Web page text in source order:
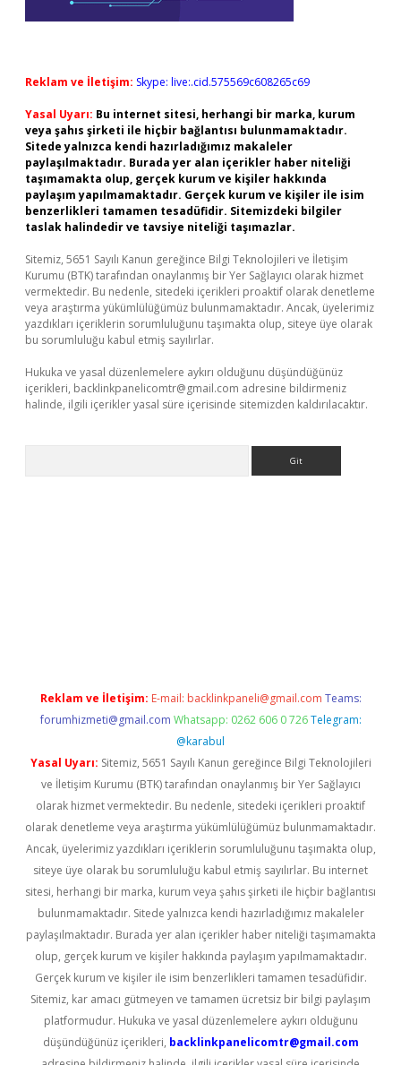
Reklam ve İletişim: Skype: live:.cid.575569c608265c69
Yasal Uyarı: Bu internet sitesi, herhangi bir marka, kurum
veya şahıs şirketi ile hiçbir bağlantısı bulunmamaktadır.
Sitede yalnızca kendi hazırladığımız makaleler
paylaşılmaktadır. Burada yer alan içerikler haber niteliği
taşımamakta olup, gerçek kurum ve kişiler hakkında
paylaşım yapılmamaktadır. Gerçek kurum ve kişiler ile isim
benzerlikleri tamamen tesadüfidir. Sitemizdeki bilgiler
taslak halindedir ve tavsiye niteliği taşımazlar.
Sitemiz, 5651 Sayılı Kanun gereğince Bilgi Teknolojileri ve İletişim
Kurumu (BTK) tarafından onaylanmış bir Yer Sağlayıcı olarak hizmet
vermektedir. Bu nedenle, sitedeki içerikleri proaktif olarak denetleme
veya araştırma yükümlülüğümüz bulunmamaktadır. Ancak, üyelerimiz
yazdıkları içeriklerin sorumluluğunu taşımakta olup, siteye üye olarak
bu sorumluluğu kabul etmiş sayılırlar.
Hukuka ve yasal düzenlemelere aykırı olduğunu düşündüğünüz
içerikleri, backlinkpanelicomtr@gmail.com adresine bildirmeniz
halinde, ilgili içerikler yasal süre içerisinde sitemizden kaldırılacaktır.
Reklam ve İletişim: E-mail: backlinkpaneli@gmail.com Teams:
forumhizmeti@gmail.com Whatsapp: 0262 606 0 726 Telegram:
@karabul
Yasal Uyarı: Sitemiz, 5651 Sayılı Kanun gereğince Bilgi Teknolojileri
ve İletişim Kurumu (BTK) tarafından onaylanmış bir Yer Sağlayıcı
olarak hizmet vermektedir. Bu nedenle, sitedeki içerikleri proaktif
olarak denetleme veya araştırma yükümlülüğümüz bulunmamaktadır.
Ancak, üyelerimiz yazdıkları içeriklerin sorumluluğunu taşımakta olup,
siteye üye olarak bu sorumluluğu kabul etmiş sayılırlar. Bu internet
sitesi, herhangi bir marka, kurum veya şahıs şirketi ile hiçbir bağlantısı
bulunmamaktadır. Sitede yalnızca kendi hazırladığımız makaleler
paylaşılmaktadır. Burada yer alan içerikler haber niteliği taşımamakta
olup, gerçek kurum ve kişiler hakkında paylaşım yapılmamaktadır.
Gerçek kurum ve kişiler ile isim benzerlikleri tamamen tesadüfidir.
Sitemiz, kar amacı gütmeyen ve tamamen ücretsiz bir bilgi paylaşım
platformudur. Hukuka ve yasal düzenlemelere aykırı olduğunu
düşündüğünüz içerikleri, backlinkpanelicomtr@gmail.com